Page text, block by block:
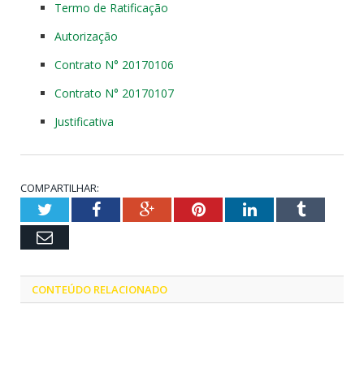
Termo de Ratificação
Autorização
Contrato N° 20170106
Contrato N° 20170107
Justificativa
COMPARTILHAR:
TwitterFacebookGoogle+PinterestLinkedInTumblr
Email
CONTEÚDO RELACIONADO